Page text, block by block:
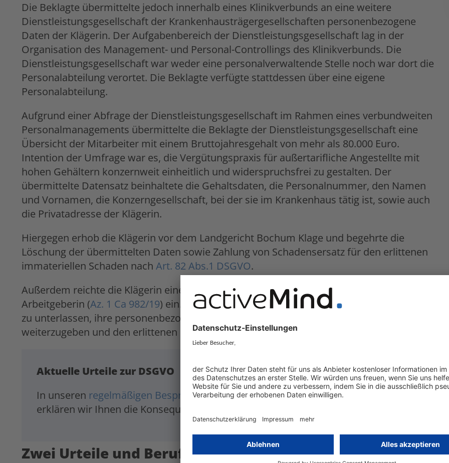
Die Beklagte übermittelte jedoch innerhalb eines Klinikverbunds an eine weitere
Dienstleistungsgesellschaft der Krankenhausträgergesellschaften personenbezogene
Daten der Klägerin. Der Aufgabenbereich der Dienstleistungsgesellschaft lag in der
Organisation des Management- und Personal-Controllings des Klinikverbunds. Die
Dienstleistungsgesellschaft war weder eine personalverwaltende Stelle noch war dort die
Personalabteilung verortet. Die Beklagte verfügte stattdessen über eine eigene
Personalabteilung.
Aufgrund einer Abfrage der Dienstleistungsgesellschaft im Rahmen eines verbundweiten
Personalmanagements übermittelte die Beklagte der Dienstleistungsgesellschaft eine
Übersicht der Mitarbeiter mit einem Bruttojahresgehalt von mehr als 80.000 Euro.
Intention der Umfrage war es, die Vergütungspraxis für außertarifliche Angestellte mit
hohen Gehältern konzernweit einheitlich und widerspruchsfrei zu gestalten. Der
übermittelte Datensatz beinhaltete die Gehaltsdaten, die Personalnummer, den Namen
und Vornamen, die Konzerngesellschaft, bei der sie im Krankenhaus tätig ist, sowie auch
die Privatadresse der Klägerin.
Hiergegen erhob die Klägerin vor dem Landgericht Bochum Klage und begehrte die
Löschung der übermittelten Daten sowie Zahlung von Schadensersatz für den erlittenen
immateriellen Schaden nach Art. 82 Abs.1 DSGVO.
Außerdem reichte die Klägerin eine weitere Klage beim Arbeitsgericht Herne gegen ihre
Arbeitgeberin (Az. 1 Ca 982/19) ein. Hierbei verlangte die Klägerin von der Beklagten, es
zu unterlassen, ihre personenbezogenen Daten an die Dienstleistungsgesellschaft
weiterzugeben und den erlittenen immateriellen Schaden zu ersetzen.
Aktuelle Urteile zur DSGVO
In unseren regelmäßigen Besprechungen von Urteilen zum Datenschutzrecht
erklären wir Ihnen die Konsequenzen für den Unternehmensalltag.
Zwei Urteile und Berufungsverfahren